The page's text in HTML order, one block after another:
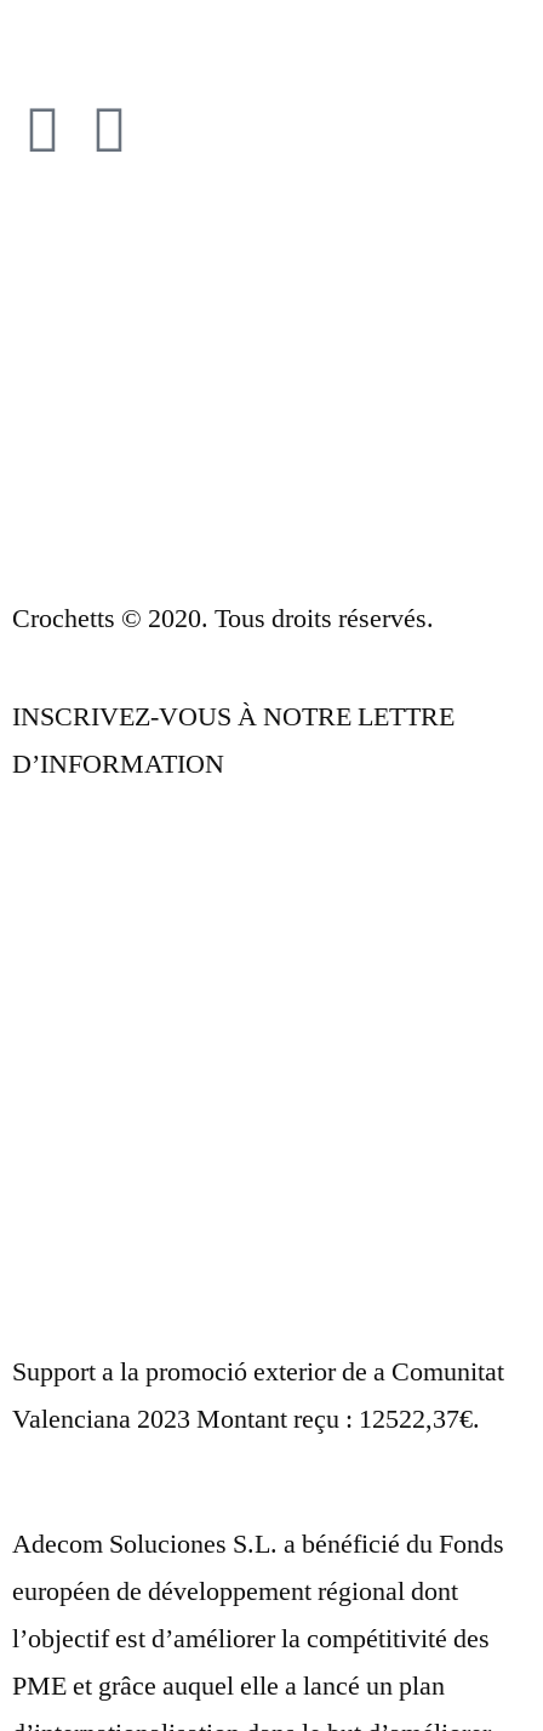
Crochetts © 2020. Tous droits réservés.
INSCRIVEZ-VOUS À NOTRE LETTRE
D’INFORMATION
Support a la promoció exterior de a Comunitat
Valenciana 2023 Montant reçu : 12522,37€.
Adecom Soluciones S.L. a bénéficié du Fonds
européen de développement régional dont
l’objectif est d’améliorer la compétitivité des
PME et grâce auquel elle a lancé un plan